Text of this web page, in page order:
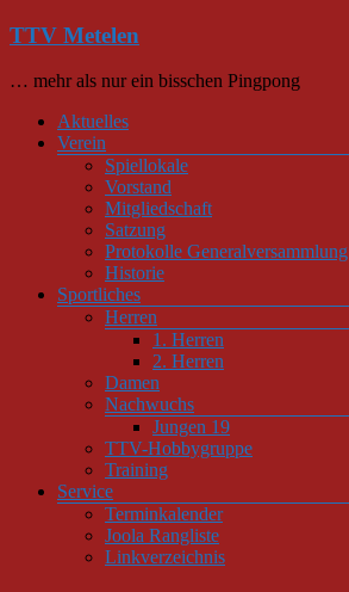
Zum
springen
TTV Metelen
… mehr als nur ein bisschen Pingpong
Menü
Aktuelles
Verein
Spiellokale
Vorstand
Mitgliedschaft
Satzung
Protokolle Generalversammlung
Historie
Sportliches
Herren
1. Herren
2. Herren
Damen
Nachwuchs
Jungen 19
TTV-Hobbygruppe
Training
Service
Terminkalender
Joola Rangliste
Linkverzeichnis